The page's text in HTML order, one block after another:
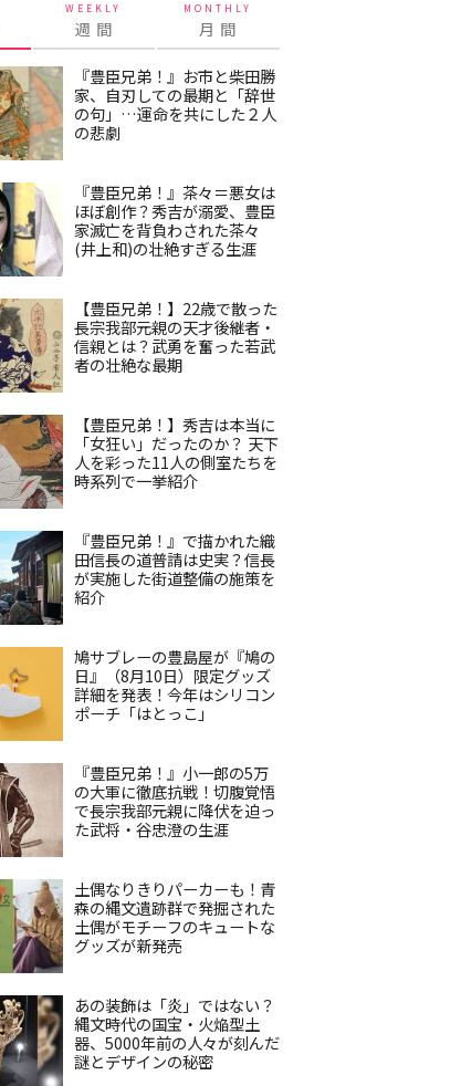
WEEKLY
週 間
MONTHLY
月 間
『豊臣兄弟！』お市と柴田勝
家、自刃しての最期と「辞世
の句」…運命を共にした２人
の悲劇
『豊臣兄弟！』茶々＝悪女は
ほぼ創作？秀吉が溺愛、豊臣
家滅亡を背負わされた茶々
(井上和)の壮絶すぎる生涯
【豊臣兄弟！】22歳で散った
長宗我部元親の天才後継者・
信親とは？武勇を奮った若武
者の壮絶な最期
【豊臣兄弟！】秀吉は本当に
「女狂い」だったのか？ 天下
人を彩った11人の側室たちを
時系列で一挙紹介
『豊臣兄弟！』で描かれた織
田信長の道普請は史実？信長
が実施した街道整備の施策を
紹介
鳩サブレーの豊島屋が『鳩の
日』（8月10日）限定グッズ
詳細を発表！今年はシリコン
ポーチ「はとっこ」
『豊臣兄弟！』小一郎の5万
の大軍に徹底抗戦！切腹覚悟
で長宗我部元親に降伏を迫っ
た武将・谷忠澄の生涯
土偶なりきりパーカーも！青
森の縄文遺跡群で発掘された
土偶がモチーフのキュートな
グッズが新発売
あの装飾は「炎」ではない？
縄文時代の国宝・火焔型土
器、5000年前の人々が刻んだ
謎とデザインの秘密